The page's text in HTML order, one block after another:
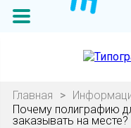
Главная >
Почему полиграфию
заказывать на месте?